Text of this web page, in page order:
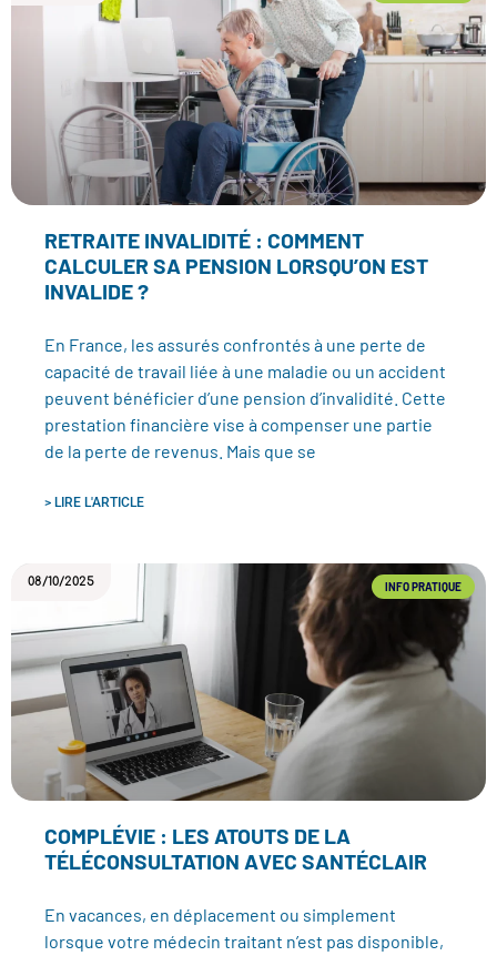
RETRAITE INVALIDITÉ : COMMENT
CALCULER SA PENSION LORSQU’ON EST
INVALIDE ?
En France, les assurés confrontés à une perte de
capacité de travail liée à une maladie ou un accident
peuvent bénéficier d’une pension d’invalidité. Cette
prestation financière vise à compenser une partie
de la perte de revenus. Mais que se
> LIRE L'ARTICLE
INFO PRATIQUE
COMPLÉVIE : LES ATOUTS DE LA
TÉLÉCONSULTATION AVEC SANTÉCLAIR
En vacances, en déplacement ou simplement
lorsque votre médecin traitant n’est pas disponible,
08/10/2025